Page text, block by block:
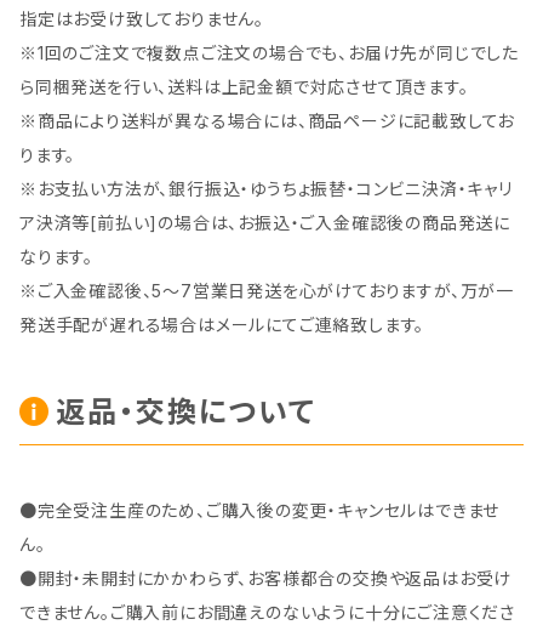
指定はお受け致しておりません。
※1回のご注文で複数点ご注文の場合でも、お届け先が同じでした
ら同梱発送を行い、送料は上記金額で対応させて頂きます。
※商品により送料が異なる場合には、商品ページに記載致してお
ります。
※お支払い方法が、銀行振込・ゆうちょ振替・コンビニ決済・キャリ
ア決済等[前払い]の場合は、お振込・ご入金確認後の商品発送に
なります。
※ご入金確認後、5～7営業日発送を心がけておりますが、万が一
発送手配が遅れる場合はメールにてご連絡致します。
返品・交換について
●完全受注生産のため、ご購入後の変更・キャンセルはできませ
ん。
●開封・未開封にかかわらず、お客様都合の交換や返品はお受け
できません。ご購入前にお間違えのないように十分にご注意くださ